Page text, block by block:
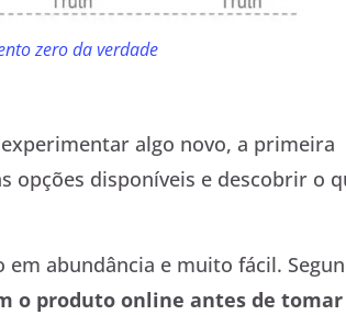
zero da verdade
algo novo, a primeira
opções disponíveis e descobrir o
abundância e muito fácil.
o produto online antes de tomar